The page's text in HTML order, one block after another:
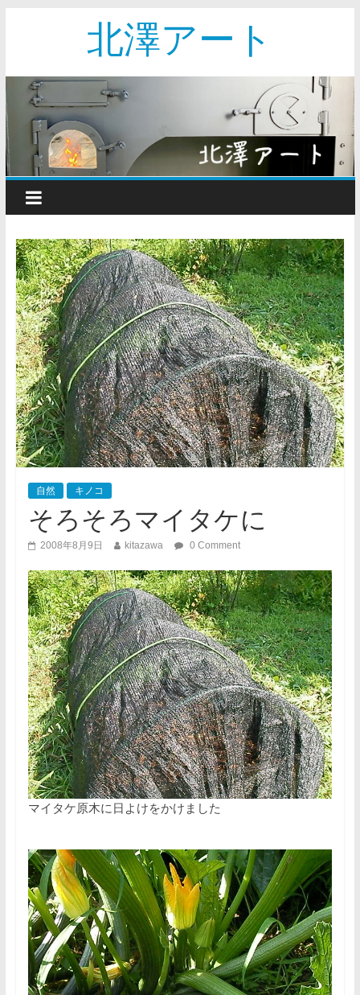
北澤アート
自然 キノコ
そろそろマイタケに
2008年8月9日 kitazawa 0 Comment
マイタケ原木に日よけをかけました